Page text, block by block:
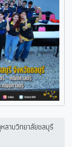
ลาบวิทยาลัยชลบุรี